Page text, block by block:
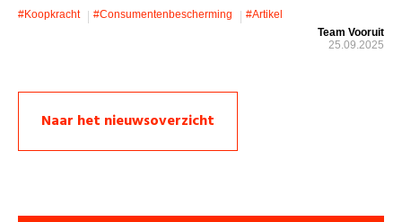
#koopkracht #consumentenbescherming
#artikel
Team Vooruit
25.09.2025
Naar het nieuwsoverzicht